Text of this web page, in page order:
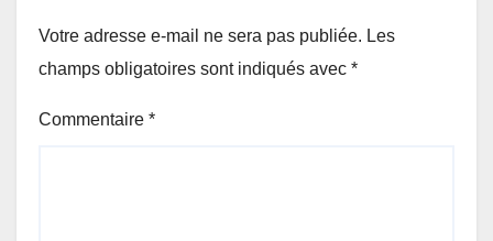
Votre adresse e-mail ne sera pas publiée. Les
champs obligatoires sont indiqués avec *
Commentaire *